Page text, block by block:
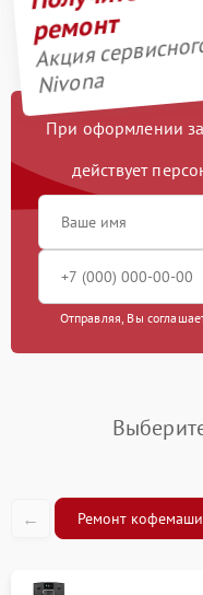
масел
ремонт
Акция
Nivona
При оформлении
действует
Отправляя, Вы
← Ремонт